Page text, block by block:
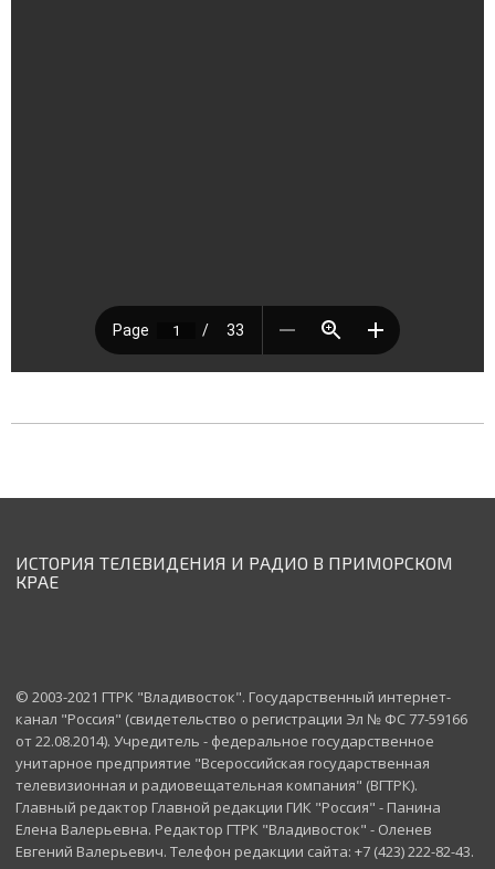
ИСТОРИЯ ТЕЛЕВИДЕНИЯ И РАДИО В ПРИМОРСКОМ
КРАЕ
© 2003-2021 ГТРК "Владивосток". Государственный интернет-
канал "Россия" (свидетельство о регистрации Эл № ФС 77-59166
от 22.08.2014). Учредитель - федеральное государственное
унитарное предприятие "Всероссийская государственная
телевизионная и радиовещательная компания" (ВГТРК).
Главный редактор Главной редакции ГИК "Россия" - Панина
Елена Валерьевна. Редактор ГТРК "Владивосток" - Оленев
Евгений Валерьевич. Телефон редакции сайта: +7 (423) 222-82-43.